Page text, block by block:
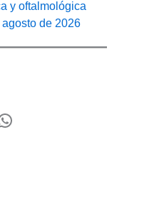
y oftalmológica
de 2026